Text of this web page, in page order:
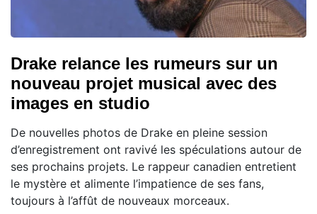
Drake relance les rumeurs sur un
nouveau projet musical avec des
images en studio
De nouvelles photos de Drake en pleine session
d’enregistrement ont ravivé les spéculations autour de
ses prochains projets. Le rappeur canadien entretient
le mystère et alimente l’impatience de ses fans,
toujours à l’affût de nouveaux morceaux.